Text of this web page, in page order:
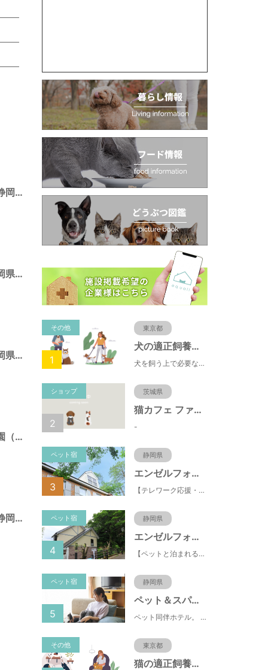
池田東静岡公園（静岡県静岡市）
広野海浜公園（静岡県静岡市）
みはらし公園（静岡県静岡市）
とめだしひがし公園（静岡県静岡市）
諏訪町第１公園（静岡県静岡市）
その他 東京都
犬の適正飼養クイズ
犬を飼う上で必要な責任やマナー、健康管理について学ぶことができます。
1
ショップ 茨城県
猫カフェ ファミリーズ
-
2
ペット宿 静岡県
エンゼルフォレスト伊豆スカイライン
【テレワーク応援・ペットと泊まれる】ゴルフ場隣接のまるごと貸切別荘（自炊OK）
3
ペット宿 静岡県
エンゼルフォレスト伊豆高原(赤沢望洋台)
【ペットと泊まれる】源泉かけ流し温泉付の1棟貸切別荘（自炊OK）全別荘内装リフォーム済み♪
4
ペット宿 静岡県
ペット＆スパホテル伊豆高原
ペット同伴ホテル。 快適な施設と癒しの温泉、京風懐石をご堪能ください。
5
その他 東京都
猫の適正飼養クイズ